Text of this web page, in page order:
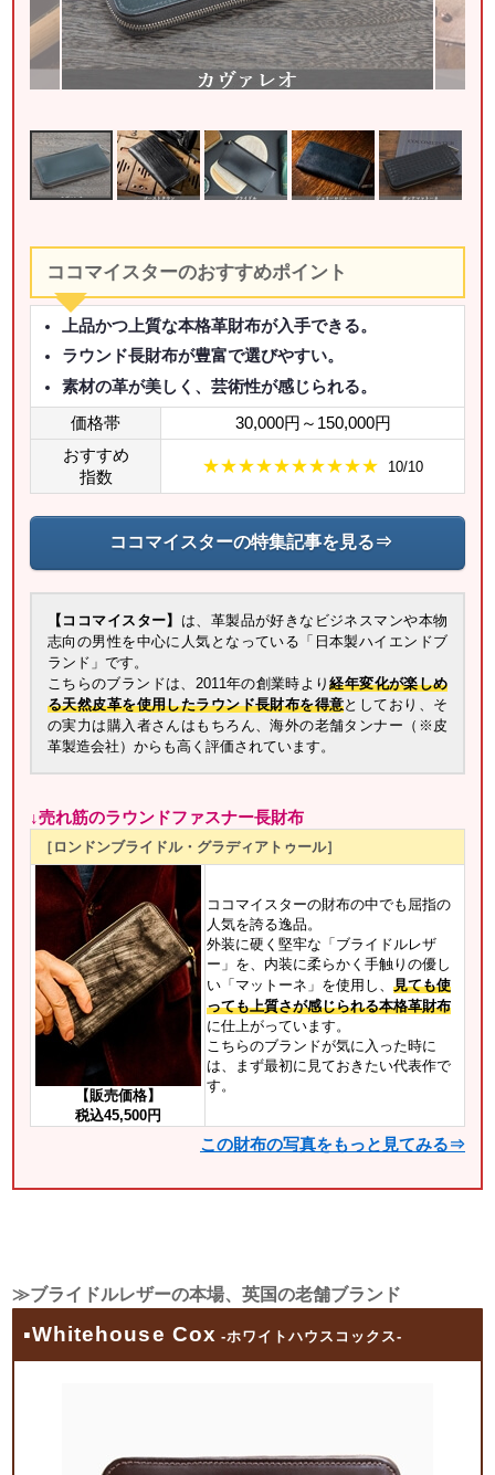
ココマイスターのおすすめポイント
上品かつ上質な本格革財布が入手できる。
ラウンド長財布が豊富で選びやすい。
素材の革が美しく、芸術性が感じられる。
価格帯
30,000円～150,000円
おすすめ
指数
★★★★★★★★★★ 10/10
ココマイスターの特集記事を見る⇒
【ココマイスター】 は、革製品が好きなビジネスマンや本物
志向の男性を中心に人気となっている「日本製ハイエンドブ
ランド」です。
こちらのブランドは、2011年の創業時より経年変化が楽しめ
る天然皮革を使用したラウンド長財布を得意としており、そ
の実力は購入者さんはもちろん、海外の老舗タンナー（※皮
革製造会社）からも高く評価されています。
↓売れ筋のラウンドファスナー長財布
［ロンドンブライドル・グラディアトゥール］
【販売価格】
税込45,500円
ココマイスターの財布の中でも屈指の
人気を誇る逸品。
外装に硬く堅牢な「ブライドルレザ
ー」を、内装に柔らかく手触りの優し
い「マットーネ」を使用し、 見ても使
っても上質さが感じられる本格革財布
に仕上がっています。
こちらのブランドが気に入った時に
は、まず最初に見ておきたい代表作で
す。
この財布の写真をもっと見てみる⇒
≫ブライドルレザーの本場、英国の老舗ブランド
▪Whitehouse Cox -ホワイトハウスコックス-